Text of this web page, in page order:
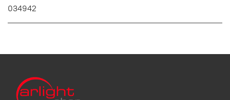
034942